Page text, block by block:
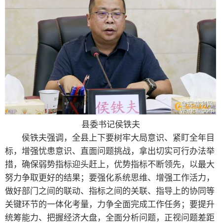
县委书记侯铁夫
侯铁夫强调，全县上下要树牢大局意识、紧盯全年目
标，增强忧患意识、直面问题挑战，拿出切实可行办法举
措，确保弱势指标迎头赶上，优势指标不断领先，以最大
努力争取更好的结果；要强化系统思维、增强工作活力，
做好部门之间的联动、指标之间的关联、指导上的协同等
关键环节的一体化考量，力争全面完成工作任务；要提升
统筹能力、把握经济大盘，全面分析问题，正视问题差距